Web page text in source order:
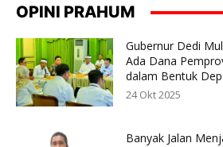
OPINI PRAHUM
Gubernur Dedi
Ada Dana
dalam Bentuk
24 Okt 2025
Banyak Jalan